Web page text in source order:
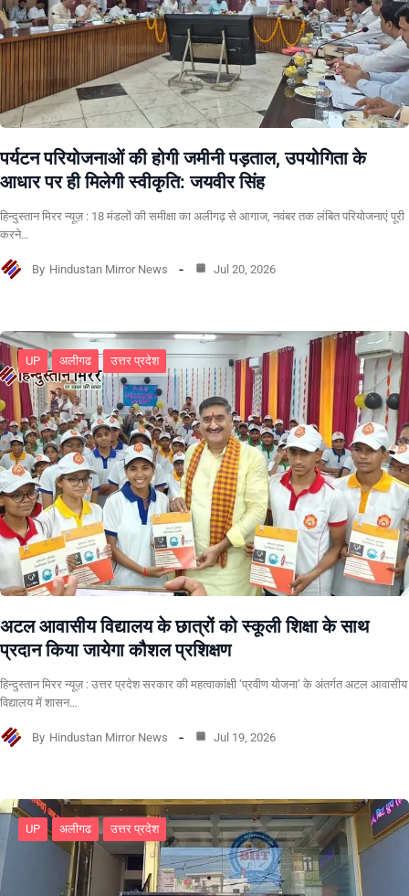
पर्यटन परियोजनाओं की होगी जमीनी पड़ताल, उपयोगिता के
आधार पर ही मिलेगी स्वीकृति: जयवीर सिंह
हिन्दुस्तान मिरर न्यूज़ : 18 मंडलों की समीक्षा का अलीगढ़ से आगाज, नवंबर तक लंबित परियोजनाएं पूरी
करने…
By Hindustan Mirror News Jul 20, 2026
UP अलीगढ उत्तर प्रदेश
अटल आवासीय विद्यालय के छात्रों को स्कूली शिक्षा के साथ
प्रदान किया जायेगा कौशल प्रशिक्षण
हिन्दुस्तान मिरर न्यूज़ : उत्तर प्रदेश सरकार की महत्वाकांक्षी ‘प्रवीण योजना’ के अंतर्गत अटल आवासीय
विद्यालय में शासन…
By Hindustan Mirror News Jul 19, 2026
UP अलीगढ उत्तर प्रदेश